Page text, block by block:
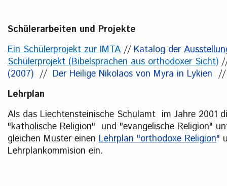
Schülerarbeiten und Projekte
Ein Schülerprojekt zur IMTA // Katalog der
Schülerprojekt (Bibelsprachen aus orthodoxer Sicht)
(2007) // Der Heilige Nikolaos von Myra in Lykien
Lehrplan
Als das Liechtensteinische Schulamt im Jahre 2001
"katholische Religion" und "evangelische Religion"
gleichen Muster einen Lehrplan "orthodoxe Religion"
Lehrplankommision ein.